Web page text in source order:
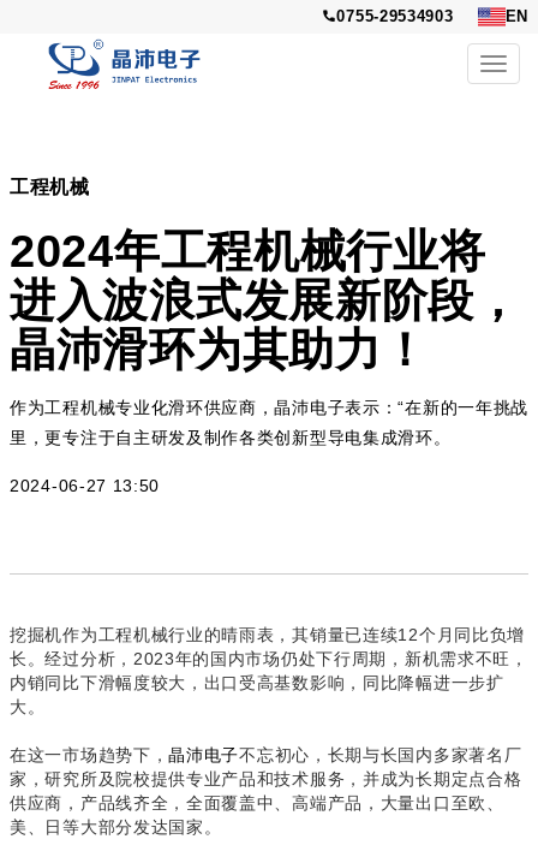
0755-29534903 EN
工程机械
2024年工程机械行业将
进入波浪式发展新阶段，
晶沛滑环为其助力！
作为工程机械专业化滑环供应商，晶沛电子表示：“在新的一年挑战
里，更专注于自主研发及制作各类创新型导电集成滑环。
2024-06-27 13:50
挖掘机作为工程机械行业的晴雨表，其销量已连续12个月同比负增
长。经过分析，2023年的国内市场仍处下行周期，新机需求不旺，
内销同比下滑幅度较大，出口受高基数影响，同比降幅进一步扩
大。
在这一市场趋势下，晶沛电子不忘初心，长期与长国内多家著名厂
家，研究所及院校提供专业产品和技术服务，并成为长期定点合格
供应商，产品线齐全，全面覆盖中、高端产品，大量出口至欧、
美、日等大部分发达国家。